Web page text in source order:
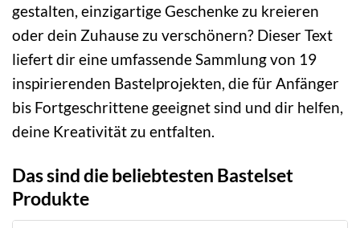
gestalten, einzigartige Geschenke zu kreieren
oder dein Zuhause zu verschönern? Dieser Text
liefert dir eine umfassende Sammlung von 19
inspirierenden Bastelprojekten, die für Anfänger
bis Fortgeschrittene geeignet sind und dir helfen,
deine Kreativität zu entfalten.
Das sind die beliebtesten Bastelset
Produkte